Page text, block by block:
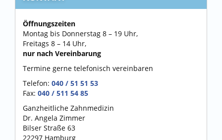
Öffnungszeiten
Montag bis Donnerstag 8 – 19 Uhr,
Freitags 8 – 14 Uhr,
nur nach Vereinbarung
Termine gerne telefonisch vereinbaren
Telefon: 040 / 51 51 53
Fax: 040 / 511 54 85
Ganzheitliche Zahnmedizin
Dr. Angela Zimmer
Bilser Straße 63
22297 Hamburg